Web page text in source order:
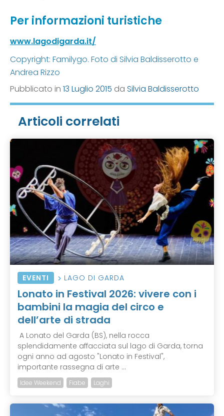
Per informazioni turistiche
www.lagodigarda.it/
Copyright: Familygo. Foto di Silvia Baldisserotto e
Andrea Rizzo
Pubblicato in 13 Luglio 2015 da Silvia Baldisserotto
Articoli correlati
EVENTI LAGO DI GARDA
Lonato in Festival 2026: vivere con i
bambini la magia del circo e
dell’arte di strada
A Lonato del Garda (BS), nella rocca
splendidamente affacciata sul lago di Garda, torna
ogni anno ad agosto "Lonato in Festival",
importante rassegna di arte ...
Idee Weekend Fiabe Laghi